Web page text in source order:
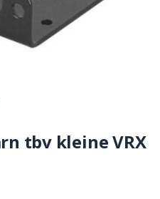
tbv kleine VRX